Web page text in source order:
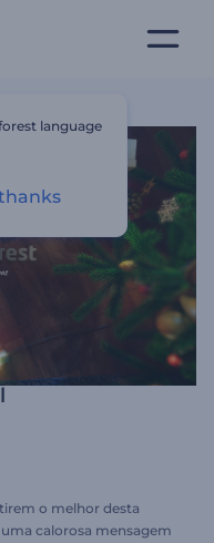
o melhor desta
calorosa mensagem
language